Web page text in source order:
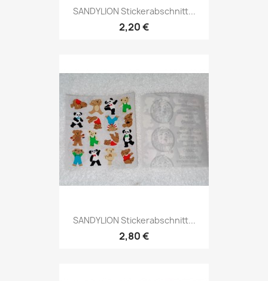
SANDYLION Stickerabschnitt...
2,20 €
SANDYLION Stickerabschnitt...
2,80 €